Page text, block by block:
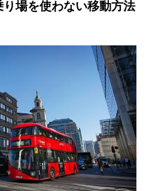
場を使わない移動方法